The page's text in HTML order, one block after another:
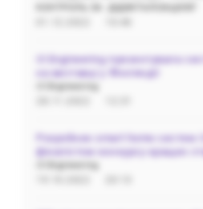
i3 Engineering презентувала
на виставці у Фінляндії
Розробник smart home систем
фіналістом конкурсу кращих